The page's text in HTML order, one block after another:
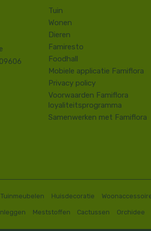
Tuin
Wonen
Dieren
Famiresto
Foodhall
Mobiele applicatie Famiflora
Privacy policy
Voorwaarden Famiflora
loyaliteitsprogramma
Samenwerken met Famiflora
Tuinmeubelen Huisdecoratie
Meststoffen Cactussen Orchidee